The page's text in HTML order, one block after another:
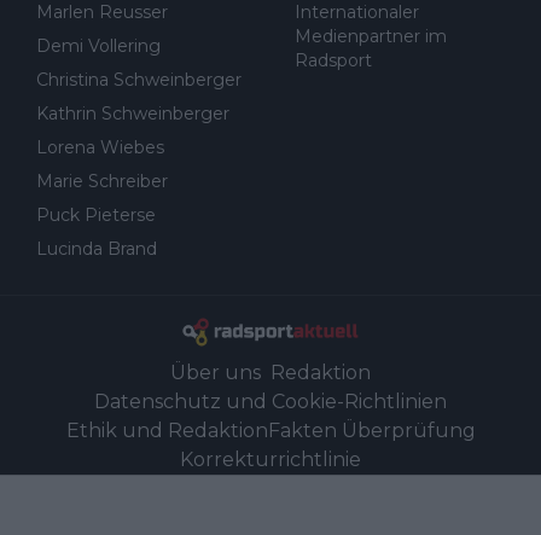
Marlen Reusser
Demi Vollering
Christina Schweinberger
Kathrin Schweinberger
Lorena Wiebes
Marie Schreiber
Puck Pieterse
Lucinda Brand
Internationaler
Medienpartner im
Radsport
Über uns Redaktion
Datenschutz und Cookie-Richtlinien
Ethik und RedaktionFakten Überprüfung
Korrekturrichtlinie